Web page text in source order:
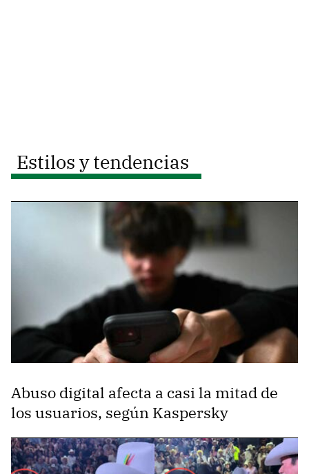
Estilos y tendencias
Abuso digital afecta a casi la mitad de
los usuarios, según Kaspersky